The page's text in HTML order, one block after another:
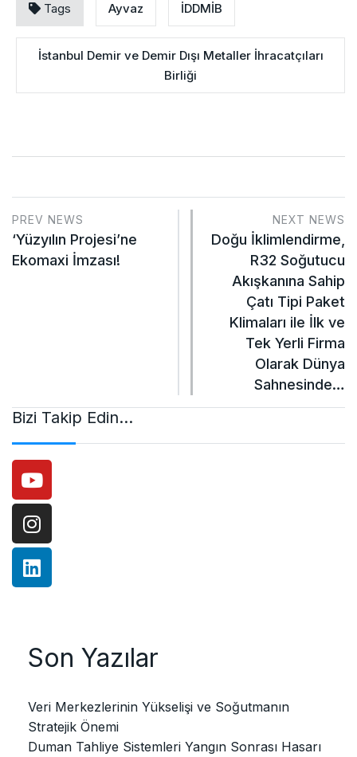
Tags Ayvaz İDDMİB
İstanbul Demir ve Demir Dışı Metaller İhracatçıları
Birliği
PREV NEWS
‘Yüzyılın Projesi’ne
Ekomaxi İmzası!
NEXT NEWS
Doğu İklimlendirme,
R32 Soğutucu
Akışkanına Sahip
Çatı Tipi Paket
Klimaları ile İlk ve
Tek Yerli Firma
Olarak Dünya
Sahnesinde…
Bizi Takip Edin…
Son Yazılar
Veri Merkezlerinin Yükselişi ve Soğutmanın
Stratejik Önemi
Duman Tahliye Sistemleri Yangın Sonrası Hasarı